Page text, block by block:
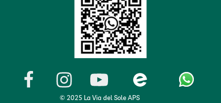
© 2025 La Via del Sole APS